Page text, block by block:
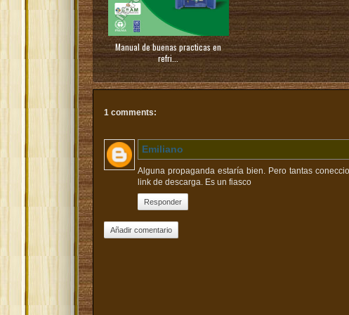
Manual de buenas practicas en
refri...
1 comments:
Emiliano
Alguna propaganda estaría bien. Pero tantas
link de descarga. Es un fiasco
Responder
Añadir comentario